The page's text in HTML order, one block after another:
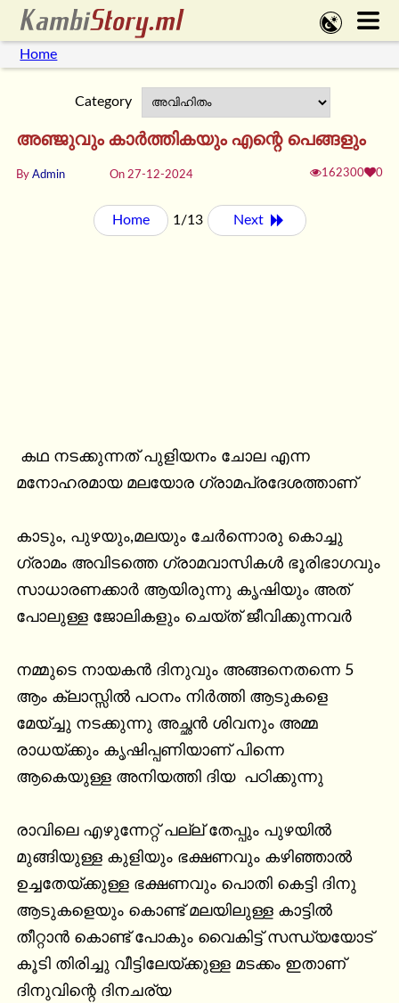
Home
Category
അഞ്ജുവും കാർത്തികയും എന്റെ പെങ്ങളും
By Admin On 27-12-2024 162300 0
Home 1/13 Next
മനോഹരമായ മലയോര ഗ്രാമപ്രദേശത്താണ്
കാടും, പുഴയും,മലയും ചേർന്നൊരു കൊച്ചു
ഗ്രാമം അവിടത്തെ ഗ്രാമവാസികൾ ഭൂരിഭാഗവും
സാധാരണക്കാർ ആയിരുന്നു കൃഷിയും അത്
പോലുള്ള ജോലികളും ചെയ്ത് ജീവിക്കുന്നവർ
നമ്മുടെ നായകൻ ദിനുവും അങ്ങനെതന്നെ 5
ആം ക്ലാസ്സിൽ പഠനം നിർത്തി ആടുകളെ
മേയ്ച്ചു നടക്കുന്നു അച്ഛൻ ശിവനും അമ്മ
രാധയ്ക്കും കൃഷിപ്പണിയാണ് പിന്നെ
ആകെയുള്ള അനിയത്തി ദിയ  പഠിക്കുന്നു
രാവിലെ എഴുന്നേറ്റ് പല്ല് തേപ്പും പുഴയിൽ
മുങ്ങിയുള്ള കുളിയും ഭക്ഷണവും കഴിഞ്ഞാൽ
ഉച്ചതേയ്ക്കുള്ള ഭക്ഷണവും പൊതി കെട്ടി ദിനു
ആടുകളെയും കൊണ്ട് മലയിലുള്ള കാട്ടിൽ
തീറ്റാൻ കൊണ്ട് പോകും വൈകിട്ട് സന്ധ്യയോട്
കൂടി തിരിച്ചു വീട്ടിലേയ്ക്കുള്ള മടക്കം ഇതാണ്
ദിനുവിന്റെ ദിനചര്യ